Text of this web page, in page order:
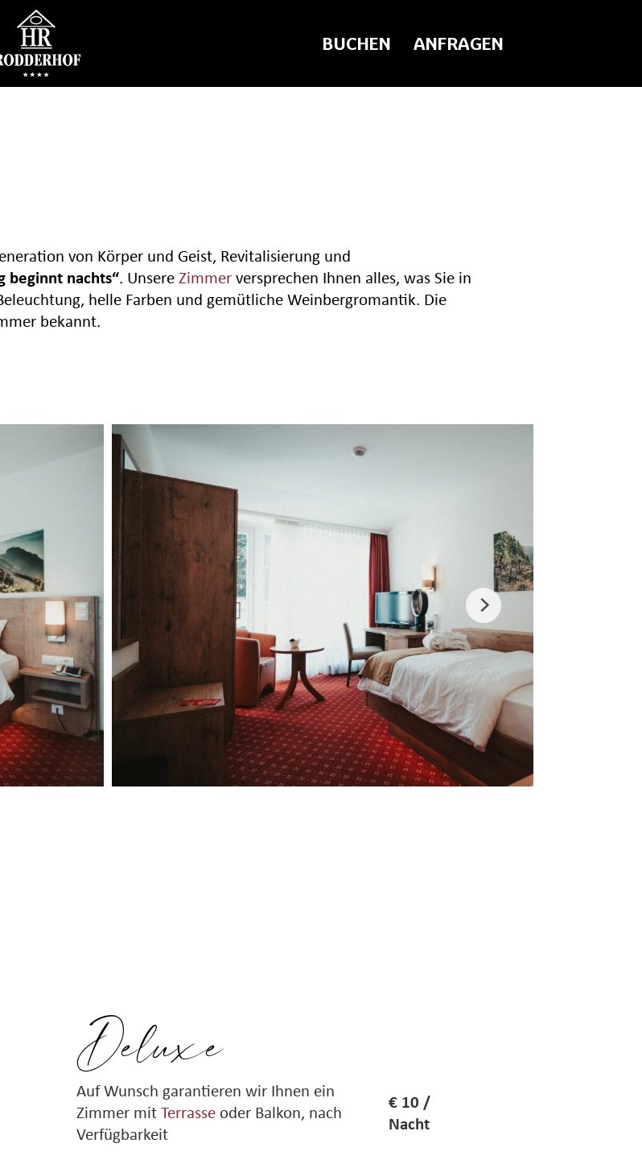
BUCHEN ANFRAGEN
von Körper und Geist, Revitalisierung und
beginnt nachts“. UnsereZimmerversprechen Ihnen alles, was Sie in
helle Farben und gemütliche Weinbergromantik. Die
bekannt.
Deluxe
Auf Wunsch garantieren wir Ihnen ein
Zimmer mitTerrasseoder Balkon, nach
Verfügbarkeit
€ 10 /
Nacht